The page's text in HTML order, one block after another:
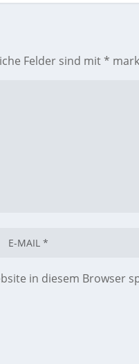
Felder sind mit*
in diesem Browser